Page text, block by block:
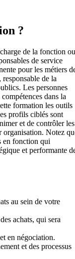
?
de la fonction ou
de service
pour les métiers
responsable de la
Les personnes
dans la
formation les outils
profils ciblés sont
et de contrôler les
organisation. Notez
en fonction qui
et performante
au sein de votre
achats, qui sera
en négociation.
et des processus